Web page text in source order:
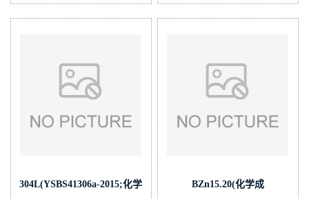
(GBW(E)020020;化学成
份:C/Si/Mn/P/S/Cr/Ni/V/Cu/Als/
304L(YSBS41306a-2015;化学
BZn15.20(化学成